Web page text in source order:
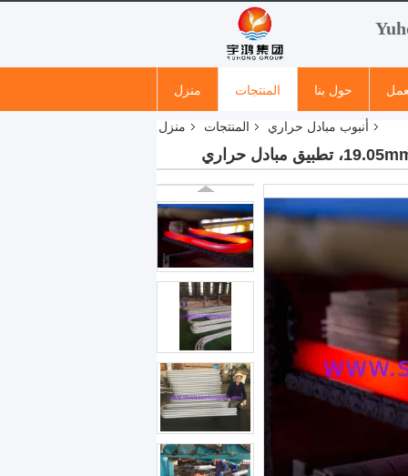
منزل المنتجات حول بنا
منزل المنتجات أنبوب مبادل حراري